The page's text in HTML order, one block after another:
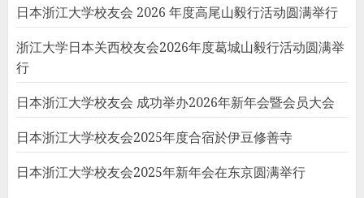
日本浙江大学校友会 2026 年度高尾山毅行活动圆满举行
浙江大学日本关西校友会2026年度葛城山毅行活动圆满举
行
日本浙江大学校友会 成功举办2026年新年会暨会员大会
日本浙江大学校友会2025年度合宿於伊豆修善寺
日本浙江大学校友会2025年新年会在东京圆满举行